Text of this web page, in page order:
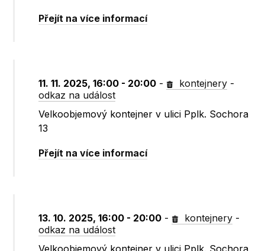
Přejít na více informací
11. 11. 2025, 16:00 - 20:00 - kontejnery -
odkaz na událost
Velkoobjemový kontejner v ulici Pplk. Sochora
13
Přejít na více informací
13. 10. 2025, 16:00 - 20:00 - kontejnery -
odkaz na událost
Velkoobjemový kontejner v ulici Pplk. Sochora